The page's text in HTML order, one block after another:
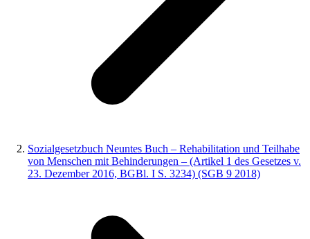
Sozialgesetzbuch Neuntes Buch – Rehabilitation und Teilhabe
von Menschen mit Behinderungen – (Artikel 1 des Gesetzes v.
23. Dezember 2016, BGBl. I S. 3234) (SGB 9 2018)